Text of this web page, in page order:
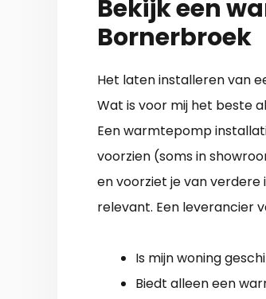
Bekijk een
Bornerbroek
Het laten installeren van
Wat is voor mij het beste
Een warmtepomp
voorzien (soms in
en voorziet je van verdere
relevant. Een leverancier
Is mijn woning
Biedt alleen een